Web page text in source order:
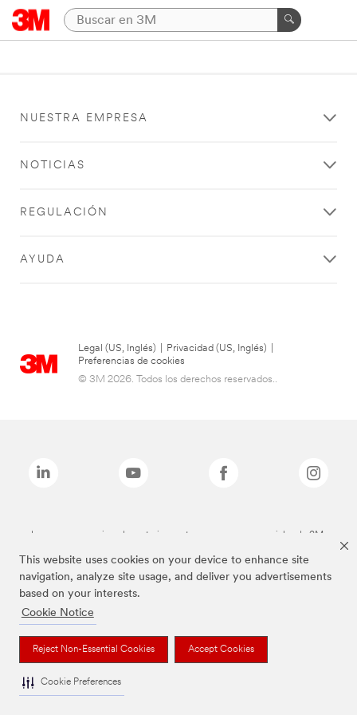
This website uses cookies on your device to enhance site
navigation, analyze site usage, and deliver you advertisements
based on your interests.
Cookie Notice
Reject Non-Essential Cookies Accept Cookies
Cookie Preferences
NUESTRA EMPRESA
NOTICIAS
REGULACIÓN
AYUDA
Legal (US, Inglés) Privacidad (US, Inglés)
Preferencias de cookies
© 3M 2026. Todos los derechos reservados..
Las marcas mencionadas anteriormente son marcas comerciales de 3M.